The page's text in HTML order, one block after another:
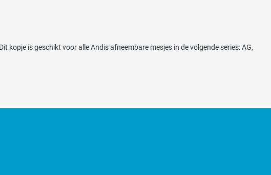
kopje is geschikt voor alle Andis afneembare mesjes in de volgende series: AG,